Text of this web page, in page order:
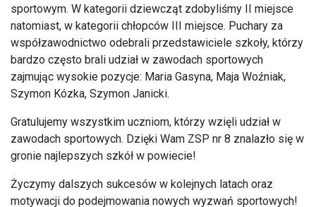
sportowym. W kategorii dziewcząt zdobyliśmy II miejsce
natomiast, w kategorii chłopców III miejsce. Puchary za
współzawodnictwo odebrali przedstawiciele szkoły, którzy
bardzo często brali udział w zawodach sportowych
zajmując wysokie pozycje: Maria Gasyna, Maja Woźniak,
Szymon Kózka, Szymon Janicki.
Gratulujemy wszystkim uczniom, którzy wzięli udział w
zawodach sportowych. Dzięki Wam ZSP nr 8 znalazło się w
gronie najlepszych szkół w powiecie!
Życzymy dalszych sukcesów w kolejnych latach oraz
motywacji do podejmowania nowych wyzwań sportowych!